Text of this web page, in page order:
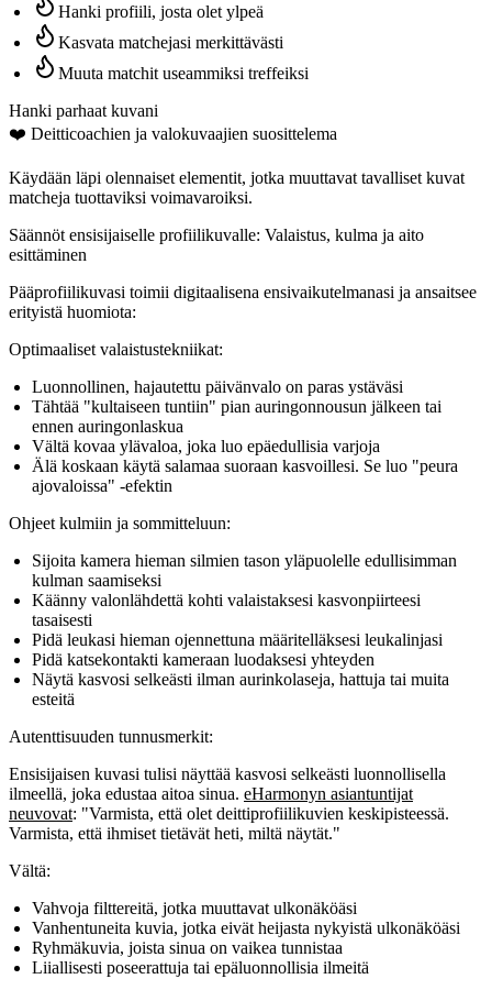
Hanki profiili, josta olet ylpeä
Kasvata matchejasi merkittävästi
Muuta matchit useammiksi treffeiksi
Hanki parhaat kuvani
❤️ Deitticoachien ja valokuvaajien suosittelema
Käydään läpi olennaiset elementit, jotka muuttavat tavalliset kuvat
matcheja tuottaviksi voimavaroiksi.
Säännöt ensisijaiselle profiilikuvalle: Valaistus, kulma ja aito
esittäminen
Pääprofiilikuvasi toimii digitaalisena ensivaikutelmanasi ja ansaitsee
erityistä huomiota:
Optimaaliset valaistustekniikat:
Luonnollinen, hajautettu päivänvalo on paras ystäväsi
Tähtää "kultaiseen tuntiin" pian auringonnousun jälkeen tai
ennen auringonlaskua
Vältä kovaa ylävaloa, joka luo epäedullisia varjoja
Älä koskaan käytä salamaa suoraan kasvoillesi. Se luo "peura
ajovaloissa" -efektin
Ohjeet kulmiin ja sommitteluun:
Sijoita kamera hieman silmien tason yläpuolelle edullisimman
kulman saamiseksi
Käänny valonlähdettä kohti valaistaksesi kasvonpiirteesi
tasaisesti
Pidä leukasi hieman ojennettuna määritelläksesi leukalinjasi
Pidä katsekontakti kameraan luodaksesi yhteyden
Näytä kasvosi selkeästi ilman aurinkolaseja, hattuja tai muita
esteitä
Autenttisuuden tunnusmerkit:
Ensisijaisen kuvasi tulisi näyttää kasvosi selkeästi luonnollisella
ilmeellä, joka edustaa aitoa sinua. eHarmonyn asiantuntijat
neuvovat: "Varmista, että olet deittiprofiilikuvien keskipisteessä.
Varmista, että ihmiset tietävät heti, miltä näytät."
Vältä:
Vahvoja filttereitä, jotka muuttavat ulkonäköäsi
Vanhentuneita kuvia, jotka eivät heijasta nykyistä ulkonäköäsi
Ryhmäkuvia, joista sinua on vaikea tunnistaa
Liiallisesti poseerattuja tai epäluonnollisia ilmeitä